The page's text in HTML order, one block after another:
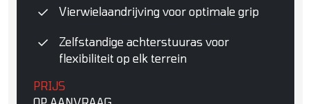
Vierwielaandrijving voor optimale grip
Zelfstandige achterstuuras voor
flexibiliteit op elk terrein
PRIJS